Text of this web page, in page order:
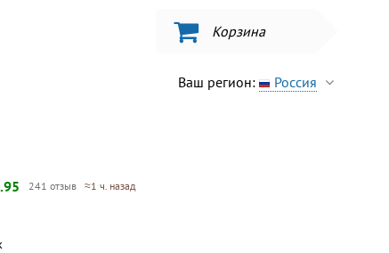
Корзина
Ваш регион: Россия
241 отзыв ≈1 ч. назад